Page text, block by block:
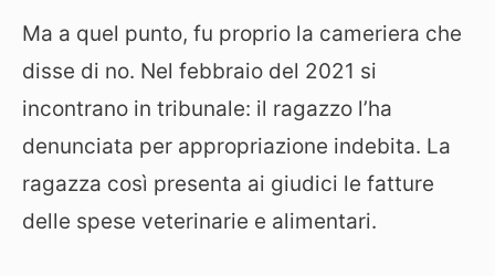
Ma a quel punto, fu proprio la cameriera che
disse di no. Nel febbraio del 2021 si
incontrano in tribunale: il ragazzo l’ha
denunciata per appropriazione indebita. La
ragazza così presenta ai giudici le fatture
delle spese veterinarie e alimentari.